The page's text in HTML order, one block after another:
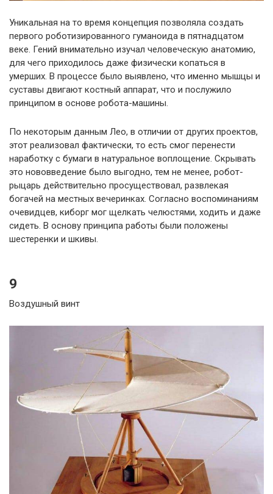
Уникальная на то время концепция позволяла создать
первого роботизированного гуманоида в пятнадцатом
веке. Гений внимательно изучал человеческую анатомию,
для чего приходилось даже физически копаться в
умерших. В процессе было выявлено, что именно мышцы и
суставы двигают костный аппарат, что и послужило
принципом в основе робота-машины.
По некоторым данным Лео, в отличии от других проектов,
этот реализовал фактически, то есть смог перенести
наработку с бумаги в натуральное воплощение. Скрывать
это нововведение было выгодно, тем не менее, робот-
рыцарь действительно просуществовал, развлекая
богачей на местных вечеринках. Согласно воспоминаниям
очевидцев, киборг мог щелкать челюстями, ходить и даже
сидеть. В основу принципа работы были положены
шестеренки и шкивы.
9
Воздушный винт